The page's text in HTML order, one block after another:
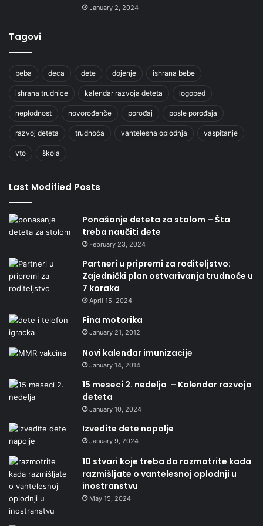
January 2, 2024
Tagovi
beba deca dete dojenje ishrana bebe
ishrana trudnice kalendar razvoja deteta logoped
neplodnost novorođenče porođaj posle porođaja
razvoj deteta trudnoća vantelesna oplodnja vaspitanje
vto škola
Last Modified Posts
Ponašanje deteta za stolom – Šta
treba naučiti dete
February 23, 2024
Partneri u pripremi za roditeljstvo:
Zajednički plan ostvarivanja trudnoće u
7 koraka
April 15, 2024
Fina motorika
January 21, 2012
Novi kalendar imunizacije
January 14, 2014
15 meseci 2. nedelja – Kalendar razvoja
deteta
January 10, 2024
Izvedite dete napolje
January 9, 2024
10 stvari koje treba da razmotrite kada
razmišljate o vantelesnoj oplodnji u
inostranstvu
May 15, 2024